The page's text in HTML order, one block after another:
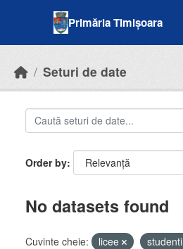
Primăria Timișoara
Seturi de date
Order by
No datasets found
Cuvinte cheie: licee studenti